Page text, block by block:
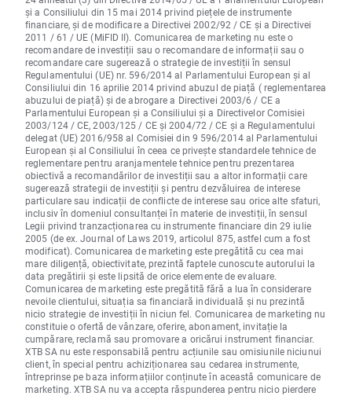
și a Consiliului din 15 mai 2014 privind piețele de instrumente
financiare, și de modificare a Directivei 2002/92 / CE și a Directivei
2011 / 61 / UE (MiFID II). Comunicarea de marketing nu este o
recomandare de investiții sau o recomandare de informații sau o
recomandare care sugerează o strategie de investiții în sensul
Regulamentului (UE) nr. 596/2014 al Parlamentului European și al
Consiliului din 16 aprilie 2014 privind abuzul de piață ( reglementarea
abuzului de piață) și de abrogare a Directivei 2003/6 / CE a
Parlamentului European și a Consiliului și a Directivelor Comisiei
2003/124 / CE, 2003/125 / CE și 2004/72 / CE și a Regulamentului
delegat (UE) 2016/958 al Comisiei din 9 596/2014 al Parlamentului
European și al Consiliului în ceea ce privește standardele tehnice de
reglementare pentru aranjamentele tehnice pentru prezentarea
obiectivă a recomandărilor de investiții sau a altor informații care
sugerează strategii de investiții și pentru dezvăluirea de interese
particulare sau indicații de conflicte de interese sau orice alte sfaturi,
inclusiv în domeniul consultanței în materie de investiții, în sensul
Legii privind tranzacționarea cu instrumente financiare din 29 iulie
2005 (de ex. Journal of Laws 2019, articolul 875, astfel cum a fost
modificat). Comunicarea de marketing este pregătită cu cea mai
mare diligență, obiectivitate, prezintă faptele cunoscute autorului la
data pregătirii și este lipsită de orice elemente de evaluare.
Comunicarea de marketing este pregătită fără a lua în considerare
nevoile clientului, situația sa financiară individuală și nu prezintă
nicio strategie de investiții în niciun fel. Comunicarea de marketing nu
constituie o ofertă de vânzare, oferire, abonament, invitație la
cumpărare, reclamă sau promovare a oricărui instrument financiar.
XTB SA nu este responsabilă pentru acțiunile sau omisiunile niciunui
client, în special pentru achiziționarea sau cedarea instrumente,
întreprinse pe baza informațiilor conținute în această comunicare de
marketing. XTB SA nu va accepta răspunderea pentru nicio pierdere